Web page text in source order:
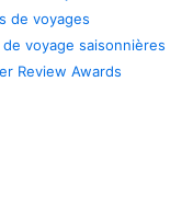
de voyages
voyage saisonnières
Review Awards